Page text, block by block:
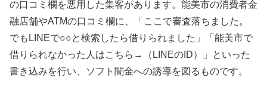
の口コミ欄を悪用した集客があります。能美市の消費者金
融店舗やATMの口コミ欄に、「ここで審査落ちました。
でもLINEで○○と検索したら借りられました」「能美市で
借りられなかった人はこちら→（LINEのID）」といった
書き込みを行い、ソフト闇金への誘導を図るものです。